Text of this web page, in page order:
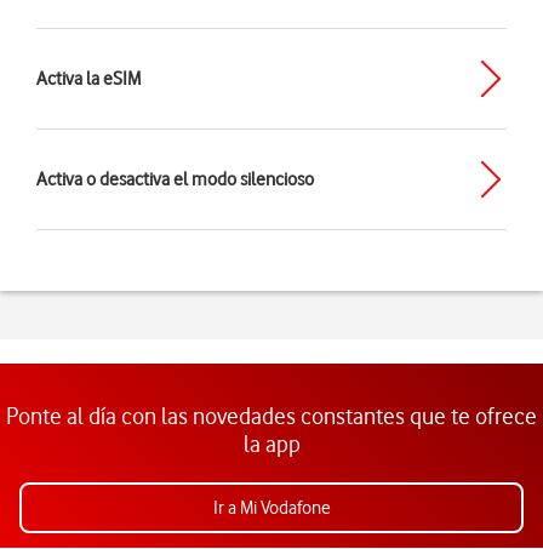
Activa la eSIM
Activa o desactiva el modo silencioso
Ponte al día con las novedades constantes que te ofrece
la app
Ir a Mi Vodafone